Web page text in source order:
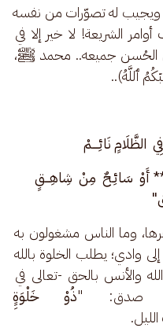
ويجيب له تصوّرات من نفسه
الشريعة! لا خير إلا في
الحُسن جميعه.. محمد ﷺ،
ٱللَّهُ)..
الظَّلَامٍ نَائِــــمْ
أَوْ  سَائِـحٌ  مِنْ  شِاهِـــقٍ
وما الناس مشغولون به
وادي؛ يطلب الخلوة بالله
والأنس بالحق -تعالى في
صدق: "ذُوْ خَلْوَةٍِ